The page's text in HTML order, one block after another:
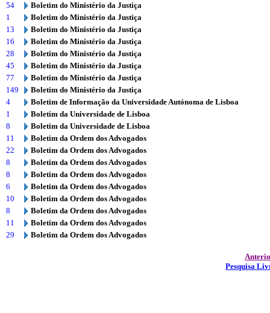
54
Boletim do Ministério da Justiça
1
Boletim do Ministério da Justiça
13
Boletim do Ministério da Justiça
16
Boletim do Ministério da Justiça
28
Boletim do Ministério da Justiça
45
Boletim do Ministério da Justiça
77
Boletim do Ministério da Justiça
149
Boletim do Ministério da Justiça
4
Boletim de Informação da Universidade Autónoma de Lisboa
1
Boletim da Universidade de Lisboa
8
Boletim da Universidade de Lisboa
11
Boletim da Ordem dos Advogados
22
Boletim da Ordem dos Advogados
8
Boletim da Ordem dos Advogados
8
Boletim da Ordem dos Advogados
6
Boletim da Ordem dos Advogados
10
Boletim da Ordem dos Advogados
8
Boletim da Ordem dos Advogados
11
Boletim da Ordem dos Advogados
29
Boletim da Ordem dos Advogados
Pesquisa